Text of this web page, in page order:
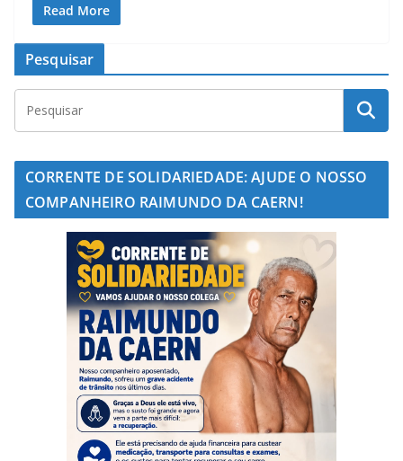
Read More
Pesquisar
CORRENTE DE SOLIDARIEDADE: AJUDE O NOSSO
COMPANHEIRO RAIMUNDO DA CAERN!